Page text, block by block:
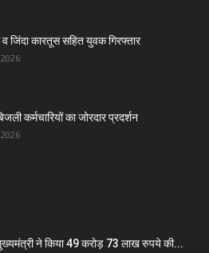
व जिंदा कारतूस सहित युवक गिरफ्तार
कर्मचारियों का जोरदार प्रदर्शन
ने किया 49 करोड़ 73 लाख रुपये की...